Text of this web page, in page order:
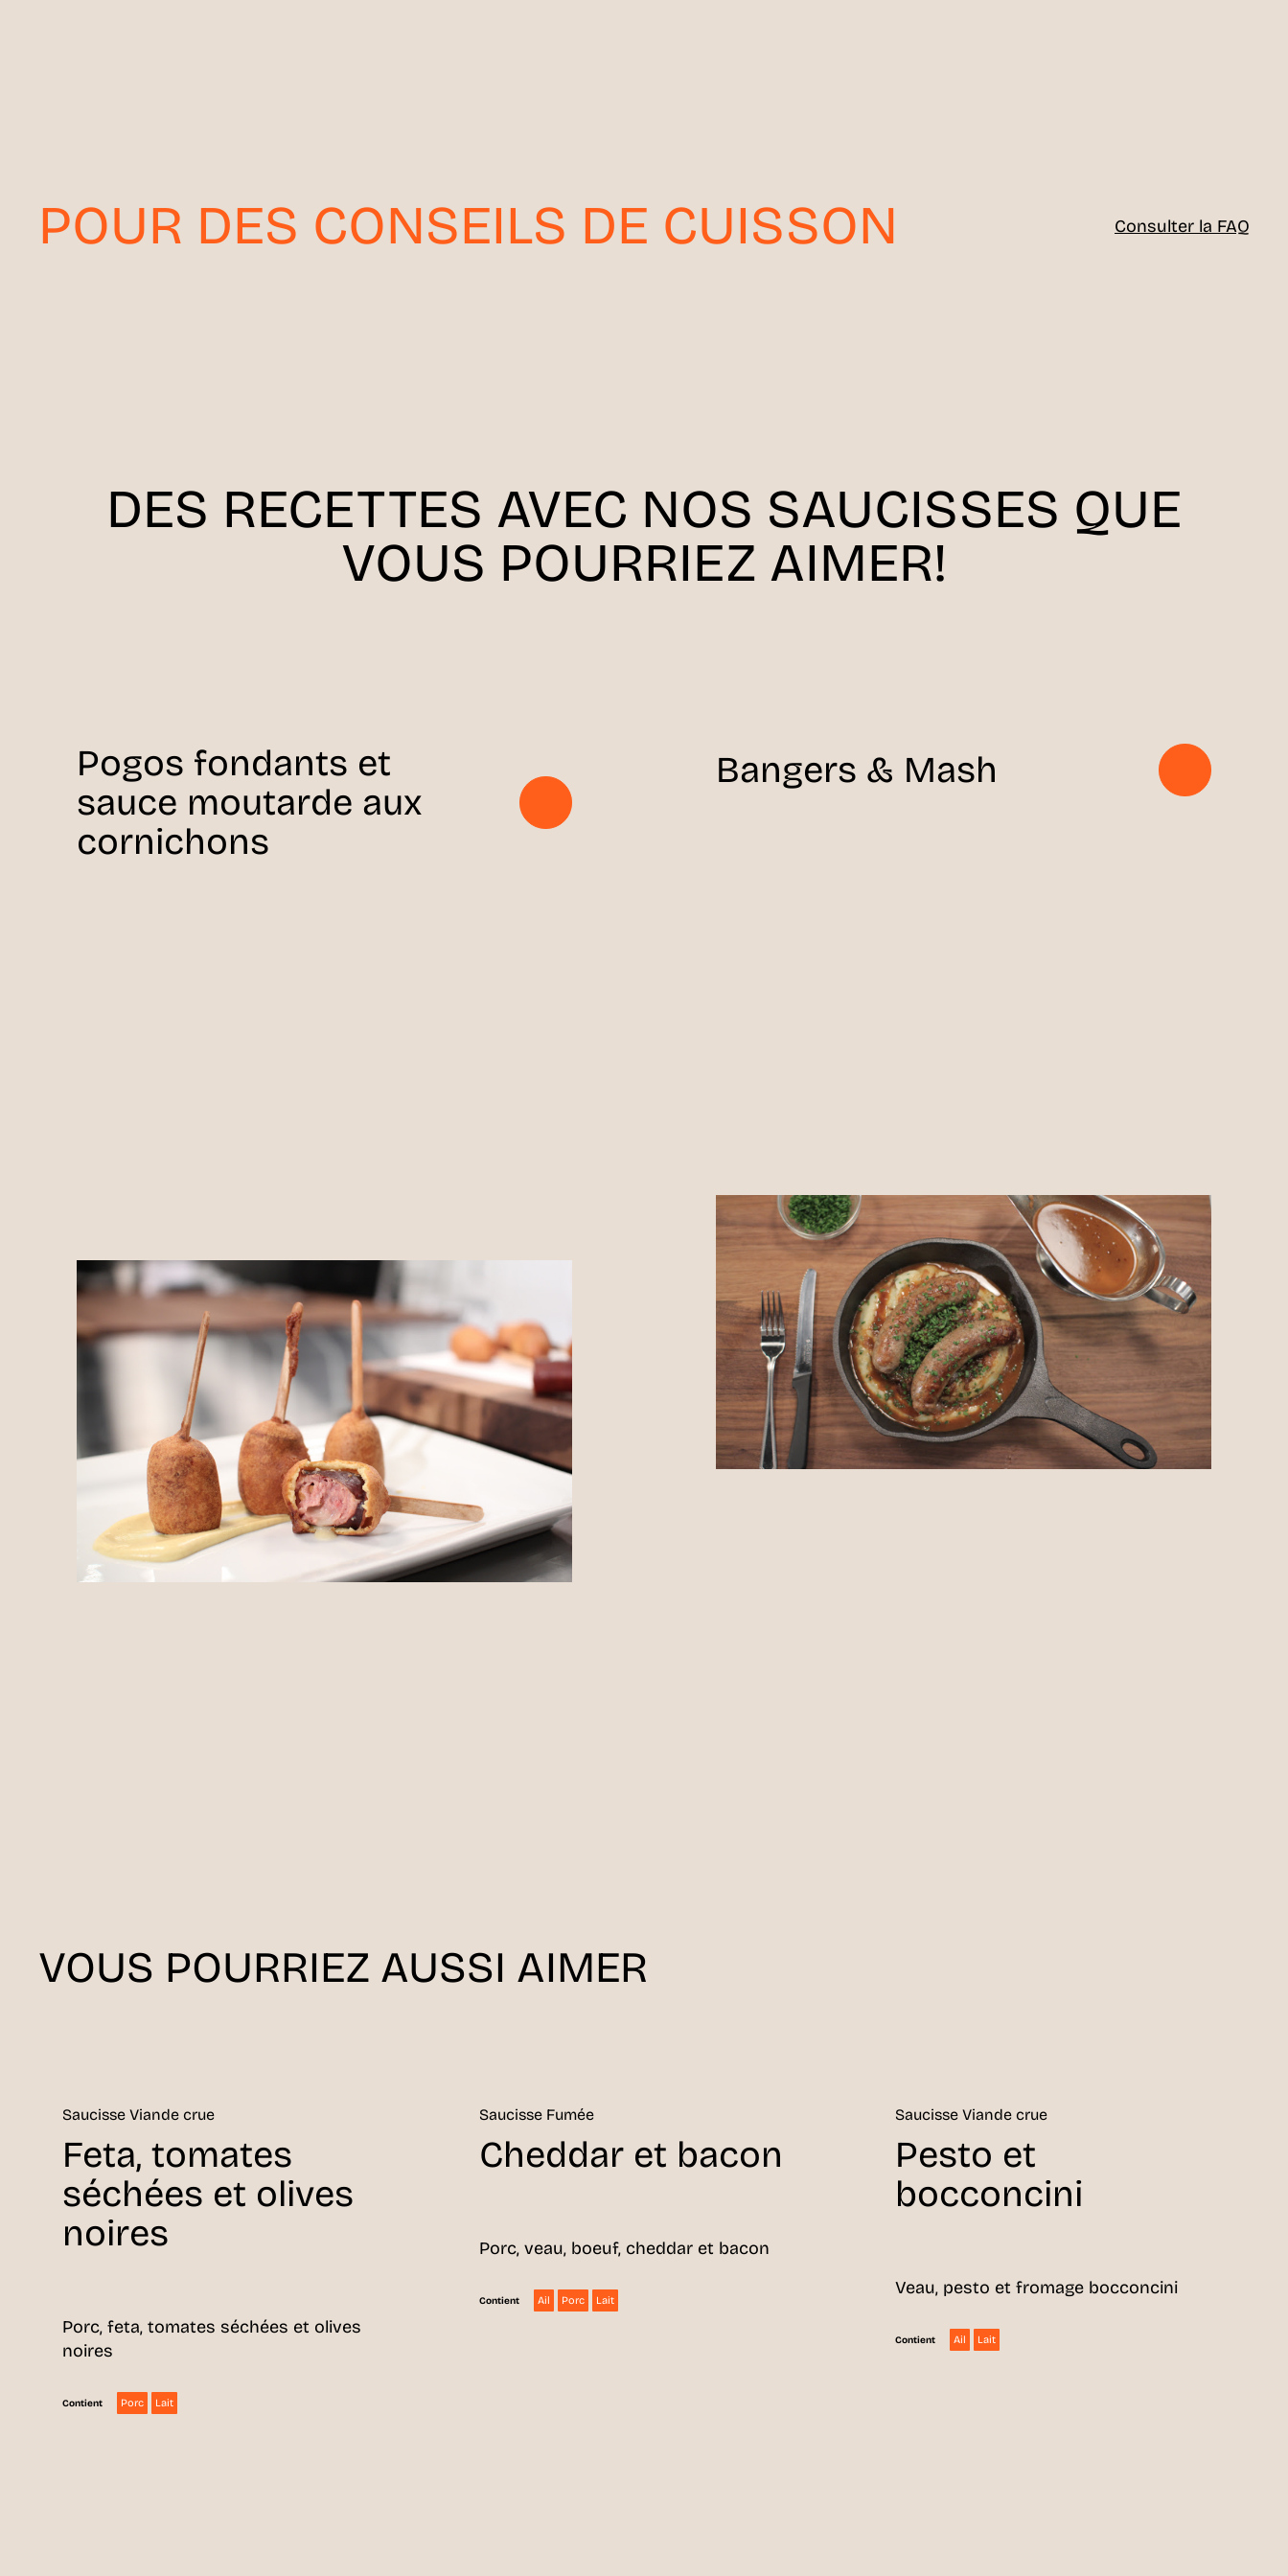
POUR DES CONSEILS DE CUISSON Consulter la FAQ
DES RECETTES AVEC NOS SAUCISSES QUE
VOUS POURRIEZ AIMER!
Pogos fondants et
sauce moutarde aux
cornichons
Bangers & Mash
VOUS POURRIEZ AUSSI AIMER
Saucisse Viande crue
Feta, tomates
séchées et olives
noires
Porc, feta, tomates séchées et olives
noires
Contient Porc Lait
Saucisse Fumée
Cheddar et bacon
Porc, veau, boeuf, cheddar et bacon
Contient Ail Porc Lait
Saucisse Viande crue
Pesto et
bocconcini
Veau, pesto et fromage bocconcini
Contient Ail Lait